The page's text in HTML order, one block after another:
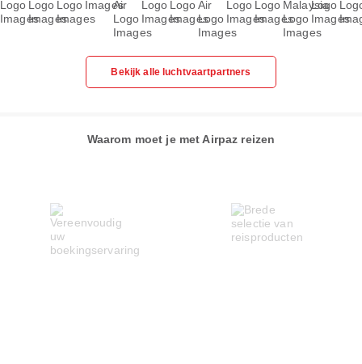
Bekijk alle luchtvaartpartners
Waarom moet je met Airpaz reizen